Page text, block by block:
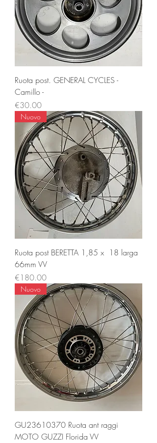
Ruota post. GENERAL CYCLES -
Camillo -
Price
€30.00
Nuovo
Ruota post BERETTA 1,85 x 18 larga
66mm VV
Price
€180.00
Nuovo
GU23610370 Ruota ant raggi
MOTO GUZZI Florida VV